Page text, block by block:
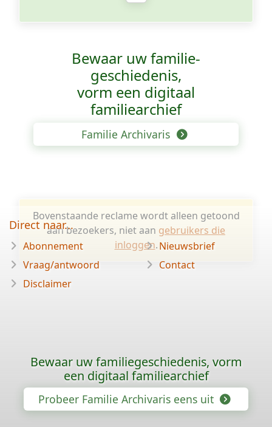
Bewaar uw familie­
geschiedenis,
vorm een digitaal
familiearchief
Familie Archivaris
Bovenstaande reclame wordt alleen getoond
aan bezoekers, niet aan gebruikers die
inloggen.
Direct naar...
Abonnement
Vraag/antwoord
Disclaimer
Nieuwsbrief
Contact
Bewaar uw familiegeschiedenis, vorm
een digitaal familiearchief
Probeer Familie Archivaris eens uit